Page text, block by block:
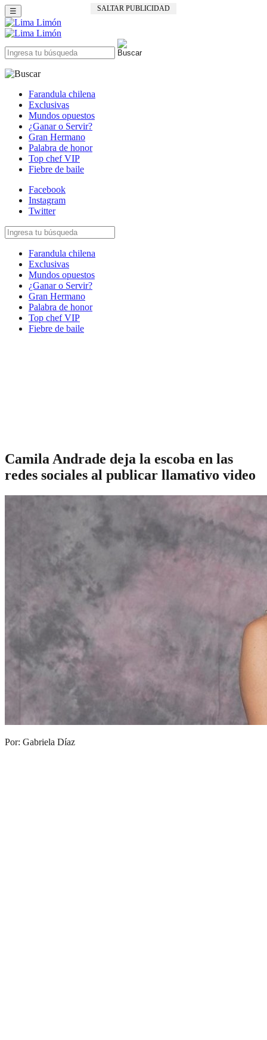
SALTAR PUBLICIDAD
☰
Farandula chilena
Exclusivas
Mundos opuestos
¿Ganar o Servir?
Gran Hermano
Palabra de honor
Top chef VIP
Fiebre de baile
Facebook
Instagram
Twitter
Farandula chilena
Exclusivas
Mundos opuestos
¿Ganar o Servir?
Gran Hermano
Palabra de honor
Top chef VIP
Fiebre de baile
Camila Andrade deja la escoba en las
redes sociales al publicar llamativo video
Por: Gabriela Díaz